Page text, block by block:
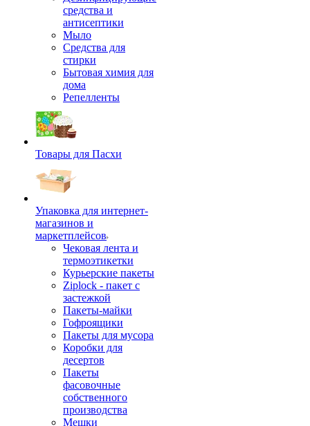
средства и
антисептики
Мыло
Средства для
стирки
Бытовая химия для
дома
Репелленты
Товары для Пасхи
Упаковка для интернет-
магазинов и
маркетплейсов
Чековая лента и
термоэтикетки
Курьерские пакеты
Ziplock - пакет с
застежкой
Пакеты-майки
Гофроящики
Пакеты для мусора
Коробки для
десертов
Пакеты
фасовочные
собственного
производства
Мешки